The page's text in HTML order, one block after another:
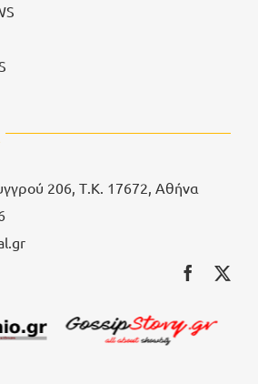
206, Τ.Κ. 17672, Αθήνα